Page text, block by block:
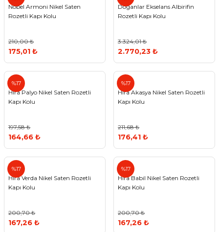
Nobel Armoni Nikel Saten
Rozetli Kapı Kolu
210,00 ₺
175,01 ₺
Doğanlar Ekselans Albirifin
Rozetli Kapı Kolu
3.324,01 ₺
2.770,23 ₺
%17
Hira
Hira Palyo Nikel Saten Rozetli
Kapı Kolu
197,58 ₺
164,66 ₺
%17
Hira
Hira Akasya Nikel Saten Rozetli
Kapı Kolu
211,68 ₺
176,41 ₺
%17
Hira
Hira Verda Nikel Saten Rozetli
Kapı Kolu
200,70 ₺
167,26 ₺
%17
Hira
Hira Babil Nikel Saten Rozetli
Kapı Kolu
200,70 ₺
167,26 ₺